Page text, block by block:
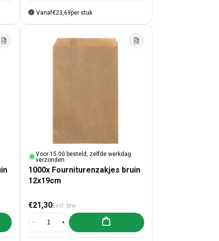
Vanaf€23,69per stuk
bruin 10x16cm
Fourniturenzakjes bruin 10x16cm
toevoegen
Voor 15:00 besteld, zelfde werkdag
verzonden
1000x Fourniturenzakjes bruin
12x19cm
Normale prijs
€21,30Excl. btw
Aantal verlagen voor 1000x Fourniturenzakjes bruin 12x19cm
Aantal verhogen voor 1000x Fourniturenzakjes bruin
Aan winkelwagen toevoegen